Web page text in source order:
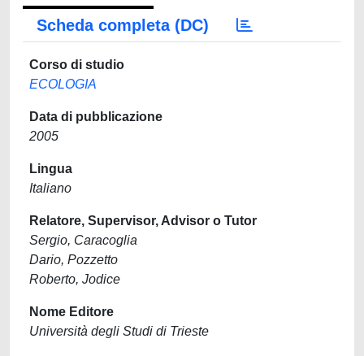
Scheda completa (DC)
Corso di studio
ECOLOGIA
Data di pubblicazione
2005
Lingua
Italiano
Relatore, Supervisor, Advisor o Tutor
Sergio, Caracoglia
Dario, Pozzetto
Roberto, Jodice
Nome Editore
Università degli Studi di Trieste